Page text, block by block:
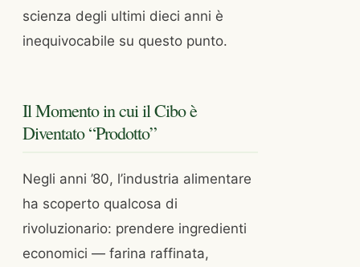
scienza degli ultimi dieci anni è
inequivocabile su questo punto.
Il Momento in cui il Cibo è
Diventato “Prodotto”
Negli anni ’80, l’industria alimentare
ha scoperto qualcosa di
rivoluzionario: prendere ingredienti
economici — farina raffinata,